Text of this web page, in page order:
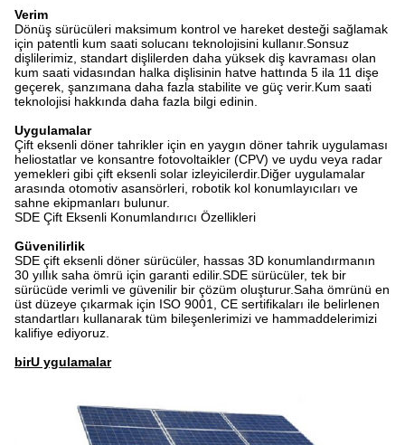
Verim
Dönüş sürücüleri maksimum kontrol ve hareket desteği sağlamak
için patentli kum saati solucanı teknolojisini kullanır.Sonsuz
dişlilerimiz, standart dişlilerden daha yüksek diş kavraması olan
kum saati vidasından halka dişlisinin hatve hattında 5 ila 11 dişe
geçerek, şanzımana daha fazla stabilite ve güç verir.Kum saati
teknolojisi hakkında daha fazla bilgi edinin.
Uygulamalar
Çift eksenli döner tahrikler için en yaygın döner tahrik uygulaması
heliostatlar ve konsantre fotovoltaikler (CPV) ve uydu veya radar
yemekleri gibi çift eksenli solar izleyicilerdir.Diğer uygulamalar
arasında otomotiv asansörleri, robotik kol konumlayıcıları ve
sahne ekipmanları bulunur.
SDE Çift Eksenli Konumlandırıcı Özellikleri
Güvenilirlik
SDE çift eksenli döner sürücüler, hassas 3D konumlandırmanın
30 yıllık saha ömrü için garanti edilir.SDE sürücüler, tek bir
sürücüde verimli ve güvenilir bir çözüm oluşturur.Saha ömrünü en
üst düzeye çıkarmak için ISO 9001, CE sertifikaları ile belirlenen
standartları kullanarak tüm bileşenlerimizi ve hammaddelerimizi
kalifiye ediyoruz.
birU ygulamalar